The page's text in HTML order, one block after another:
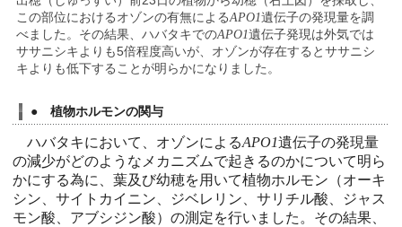
この部位におけるオゾンの有無によるAPO1遺伝子の発現量を調
べました。その結果、ハバタキでのAPO1遺伝子発現は外気では
ササニシキよりも5倍程度高いが、オゾンが存在するとササニシ
キよりも低下することが明らかになりました。
● 植物ホルモンの関与
ハバタキにおいて、オゾンによるAPO1遺伝子の発現量
の減少がどのようなメカニズムで起きるのかについて明ら
かにする為に、葉及び幼穂を用いて植物ホルモン（オーキ
シン、サイトカイニン、ジベレリン、サリチル酸、ジャス
モン酸、アブシジン酸）の測定を行いました。その結果、